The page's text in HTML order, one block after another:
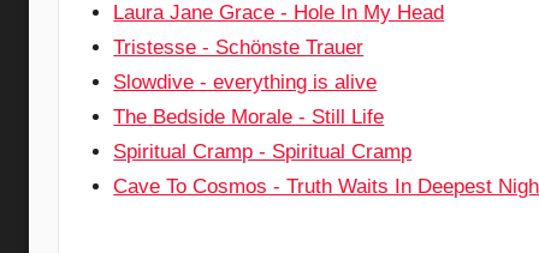
Laura Jane Grace - Hole In My Head
Tristesse - Schönste Trauer
Slowdive - everything is alive
The Bedside Morale - Still Life
Spiritual Cramp - Spiritual Cramp
Cave To Cosmos - Truth Waits In Deepest